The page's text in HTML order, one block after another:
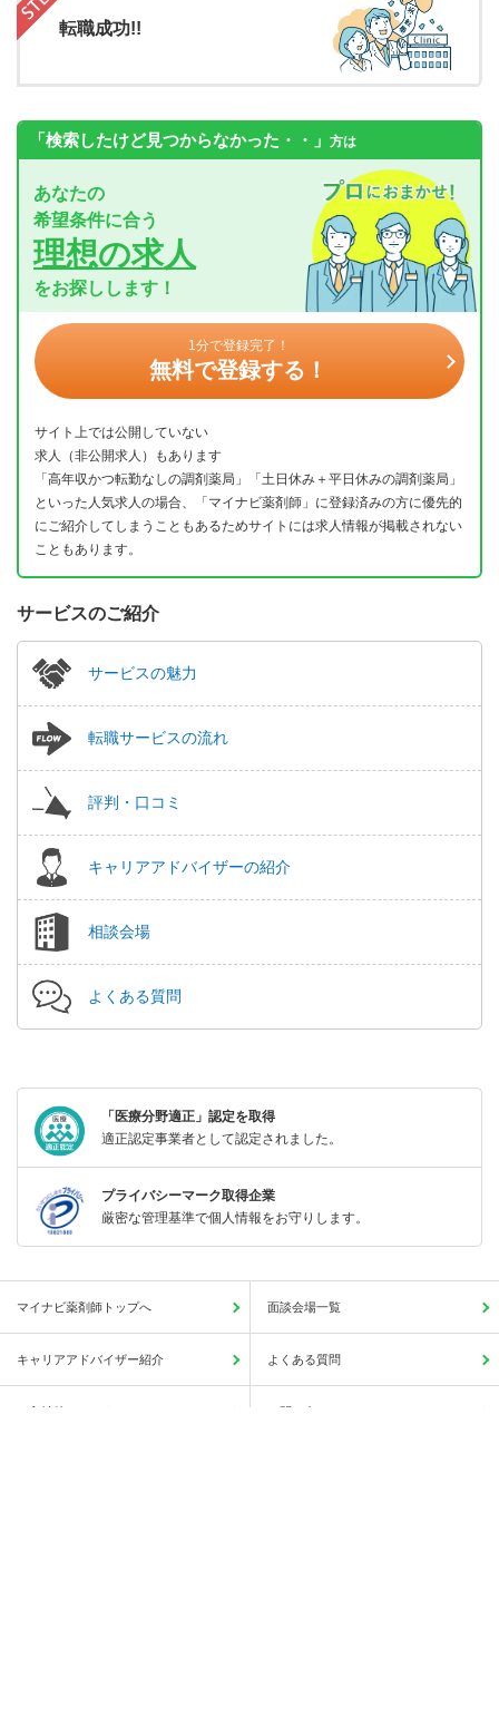
転職成功!!
「検索したけど見つからなかった・・」 方は
あなたの
希望条件に合う
理想の求人
をお探しします！
1分で登録完了！
無料で登録する！
サイト上では公開していない
求人（非公開求人）もあります
「高年収かつ転勤なしの調剤薬局」「土日休み＋平日休みの調剤薬局」
といった人気求人の場合、「マイナビ薬剤師」に登録済みの方に優先的
にご紹介してしまうこともあるためサイトには求人情報が掲載されない
こともあります。
サービスのご紹介
サービスの魅力
転職サービスの流れ
評判・口コミ
キャリアアドバイザーの紹介
相談会場
よくある質問
「医療分野適正」認定を取得
適正認定事業者として認定されました。
プライバシーマーク取得企業
厳密な管理基準で個人情報をお守りします。
マイナビ薬剤師トップへ 面談会場一覧
キャリアアドバイザー紹介 よくある質問
ご入社後のアフターフォロー お問い合わせ